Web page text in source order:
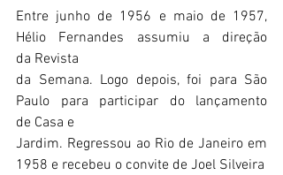
Entre junho de 1956 e maio de 1957,
Hélio Fernandes assumiu a direção
da Revista
da Semana. Logo depois, foi para São
Paulo para participar do lançamento
de Casa e
Jardim. Regressou ao Rio de Janeiro em
1958 e recebeu o convite de Joel Silveira